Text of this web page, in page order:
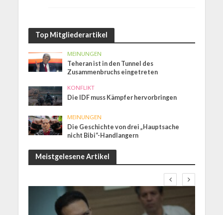
Top Mitgliederartikel
MEINUNGEN
Teheran ist in den Tunnel des
Zusammenbruchs eingetreten
KONFLIKT
Die IDF muss Kämpfer hervorbringen
MEINUNGEN
Die Geschichte von drei „Hauptsache
nicht Bibi“-Handlangern
Meistgelesene Artikel